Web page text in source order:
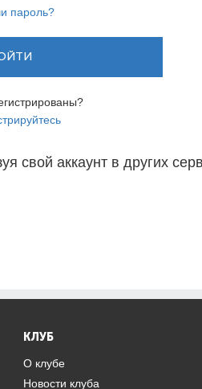
пароль?
свой аккаунт в других
КЛУБ
О клубе
Новости клуба